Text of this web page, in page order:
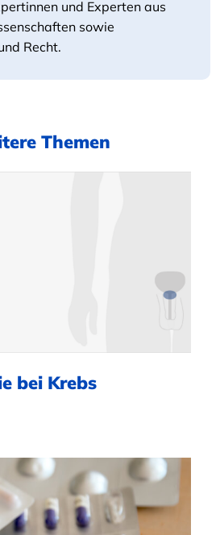
und Experten aus
sowie
Recht.
Themen
bei Krebs